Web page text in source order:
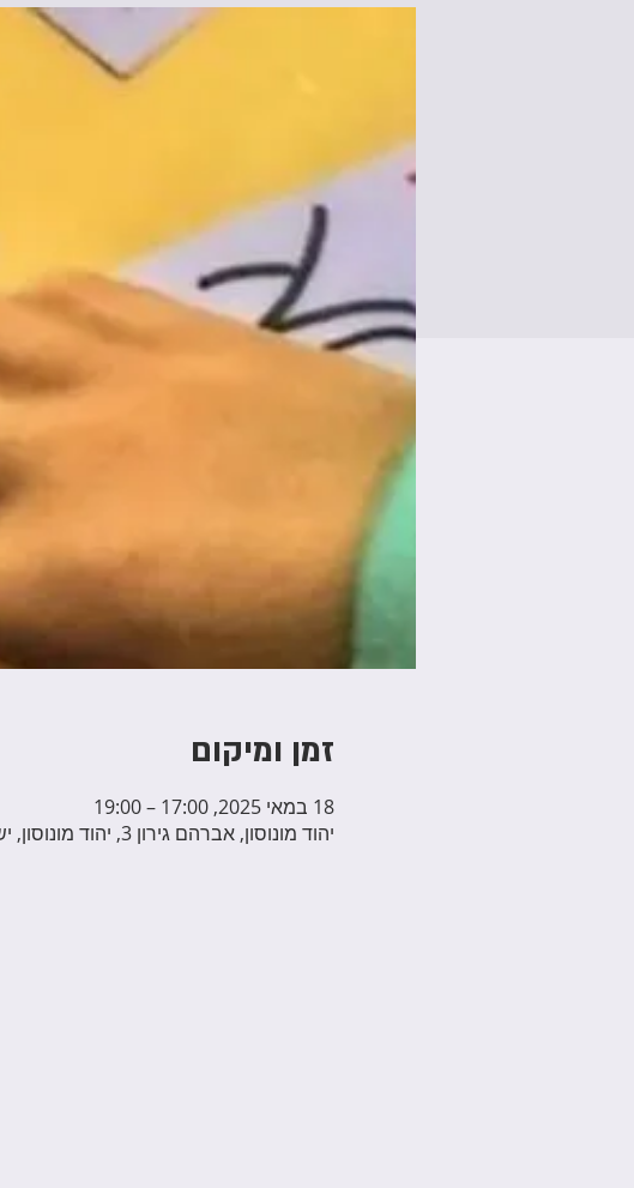
זמן ומיקום
18 במאי 2025, 17:00 – 19:00
יהוד מונוסון, אברהם גירון 3, יהוד מונוסון, ישראל